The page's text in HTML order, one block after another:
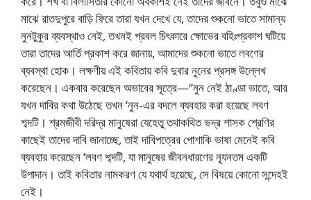
মাঝে রাতদুপুরে বাড়ি ফিরে তারা যখন দেখে যে, তাদের শুকনাে ভাতে সামান্য
নুনটুকুর ব্যবস্থাও নেই, তখনই প্রবল চিৎকারে ক্ষোভের বহিঃপ্রকাশ ঘটিয়ে
তারা তাদের আর্তি প্রকাশ করে জানায়, আমাদের শুকনাে ভাতে লবণের
ব্যবস্থা হােক। লক্ষণীয় এই কবিতায় কবি দুবার নুনের প্রসঙ্গ উল্লেখ
করেছেন। একবার করেছেন অভাবের সূত্রে—“নুন নেই ঠাণ্ডা ভাতে, আর
যখন দাবির কথা উঠেছে তখন ‘নুন-এর বদলে ব্যবহার করা হয়েছে লবণ
শব্দটি। শ্রমজীবী দরিদ্র মানুষেরা যেহেতু তথাকথিত ভদ্র শাসক শ্রেণির
কাছেই তাদের দাবি জানাচ্ছে, তাই দাবিপত্রের পােশাকি ভাষা মেনেই কবি
ব্যবহার করেছেন ‘লবণ শব্দটি, যা মানুষের জীবনধারণের ন্যূনতম একটি
উপাদান। তাই কবিতার নামকরণ যে যথার্থ হয়েছে, সে বিষয়ে কোনাে সন্দেহই
নেই।